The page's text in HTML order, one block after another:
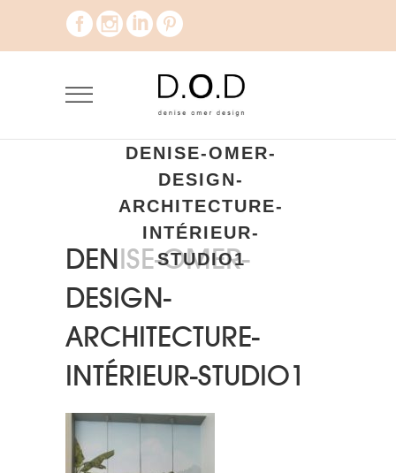
DENISE-OMER-
DESIGN-
ARCHITECTURE-
INTÉRIEUR-
STUDIO1
DENISE-OMER-
DESIGN-
ARCHITECTURE-
INTÉRIEUR-STUDIO1